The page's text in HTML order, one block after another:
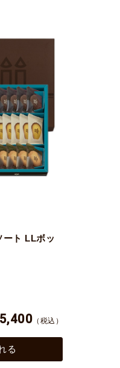
ート LLボッ
（税込）
る